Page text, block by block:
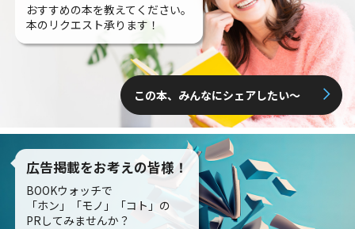
おすすめの本を教えてください。
本のリクエスト承ります！
この本、みんなにシェアしたい〜
広告掲載をお考えの皆様！
BOOKウォッチで
「ホン」「モノ」「コト」の
PRしてみませんか？